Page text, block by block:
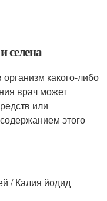
селена
какого-либо
врач может
или
этого
/ Калия йодид